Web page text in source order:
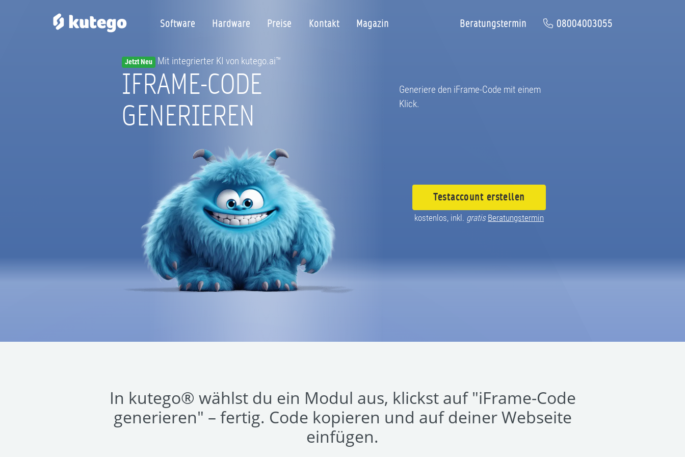
Jetzt Neu Mit integrierter KI von kutego.ai™
IFRAME-CODE
GENERIEREN
Generiere den iFrame-Code mit einem
Klick.
Testaccount erstellen
kostenlos, inkl. gratis Beratungstermin
Software Hardware Preise Kontakt Magazin Beratungstermin 08004003055
In kutego® wählst du ein Modul aus, klickst auf "iFrame-Code
generieren" – fertig. Code kopieren und auf deiner Webseite
einfügen.